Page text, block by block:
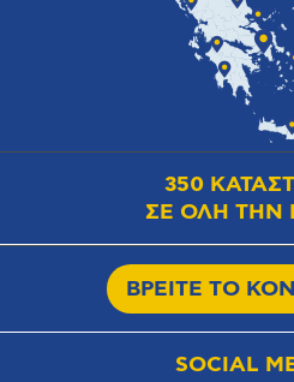
350
ΣΕ ΟΛΗ ΤΗΝ
ΒΡΕΙΤΕ ΤΟ
SOCIAL